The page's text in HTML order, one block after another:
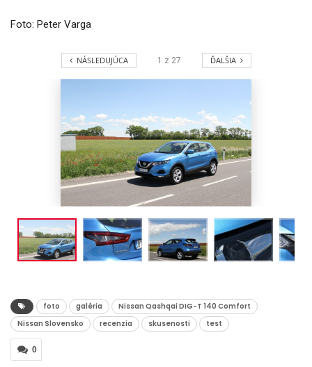
Foto: Peter Varga
NÁSLEDUJÚCA 1 z 27 ĎALŠIA
foto galéria
Nissan Qashqai DIG-T 140 Comfort
Nissan Slovensko
recenzia skusenosti test
0